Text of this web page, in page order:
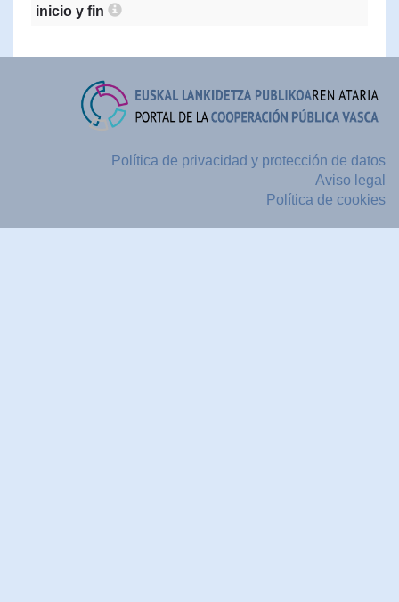
inicio y fin
Política de privacidad y protección de datos
Aviso legal
Política de cookies